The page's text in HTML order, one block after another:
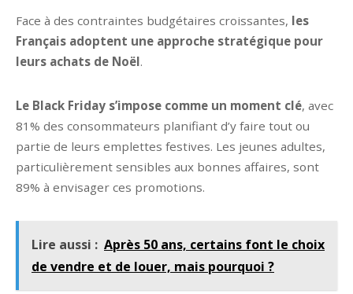
Face à des contraintes budgétaires croissantes, les
Français adoptent une approche stratégique pour
leurs achats de Noël.
Le Black Friday s’impose comme un moment clé, avec
81% des consommateurs planifiant d’y faire tout ou
partie de leurs emplettes festives. Les jeunes adultes,
particulièrement sensibles aux bonnes affaires, sont
89% à envisager ces promotions.
Lire aussi : Après 50 ans, certains font le choix
de vendre et de louer, mais pourquoi ?